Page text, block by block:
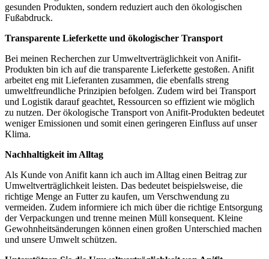
gesunden Produkten,⁤ sondern reduziert ​auch den ökologischen
Fußabdruck.
Transparente Lieferkette und ökologischer Transport
Bei meinen Recherchen zur Umweltverträglichkeit von ⁢Anifit-
Produkten bin ich auf‍ die transparente Lieferkette‌ gestoßen. Anifit
arbeitet eng mit Lieferanten zusammen, ⁢die ebenfalls streng⁤
umweltfreundliche Prinzipien befolgen. Zudem wird bei‍ Transport
und⁣ Logistik⁢ darauf geachtet, Ressourcen⁣ so effizient wie möglich‌
zu nutzen. Der ökologische Transport von Anifit-Produkten bedeutet
‍weniger‍ Emissionen und⁤ somit einen ⁣geringeren Einfluss ‍auf unser
Klima.
Nachhaltigkeit im Alltag
Als Kunde von Anifit kann ich auch im Alltag einen Beitrag zur
Umweltverträglichkeit ‌leisten. Das bedeutet beispielsweise, die
richtige Menge an Futter zu ⁣kaufen, ⁤um Verschwendung zu
vermeiden. Zudem informiere ich mich über die richtige Entsorgung
der Verpackungen und trenne meinen Müll konsequent. Kleine
Gewohnheitsänderungen können einen großen‍ Unterschied machen
und unsere Umwelt schützen.